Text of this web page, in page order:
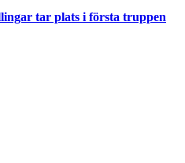
tar plats i första truppen